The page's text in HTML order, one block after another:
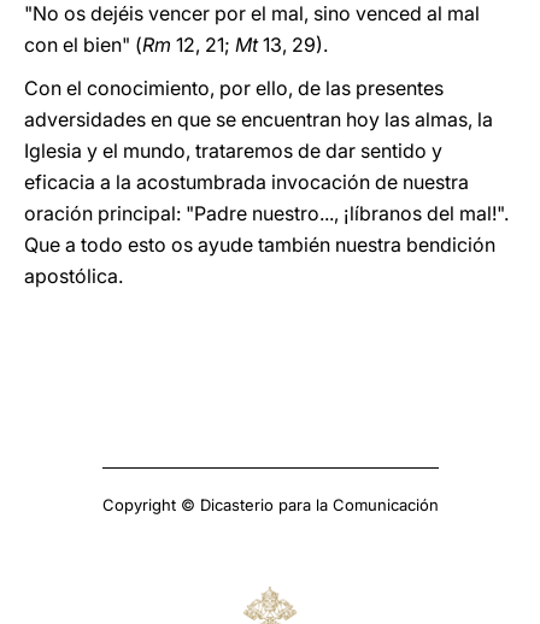
"No os dejéis vencer por el mal, sino venced al mal
con el bien" (Rm 12, 21; Mt13, 29).
Con el conocimiento, por ello, de las presentes
adversidades en que se encuentran hoy las almas, la
Iglesia y el mundo, trataremos de dar sentido y
eficacia a la acostumbrada invocación de nuestra
oración principal: "Padre nuestro..., ¡líbranos del mal!".
Que a todo esto os ayude también nuestra bendición
apostólica.
Copyright © Dicasterio para la Comunicación